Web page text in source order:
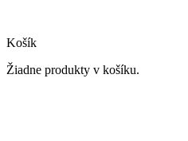
Košík
Žiadne produkty v košíku.